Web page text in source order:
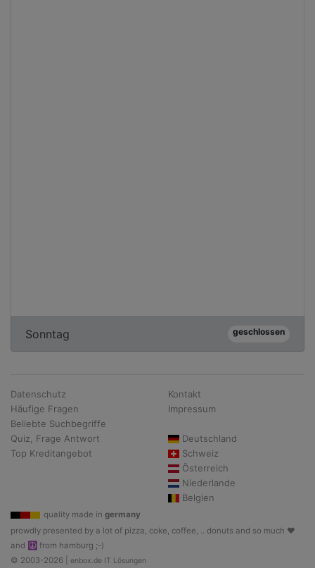
Sonntag geschlossen
Datenschutz
Häufige Fragen
Beliebte Suchbegriffe
Quiz, Frage Antwort
Top Kreditangebot
Kontakt
Impressum
Deutschland
Schweiz
Österreich
Niederlande
Belgien
quality made in germany
prowdly presented by a lot of pizza, coke, coffee, .. donuts and so much ♥
and ☮ from hamburg ;-)
© 2003-2026 | enbox.de IT Lösungen